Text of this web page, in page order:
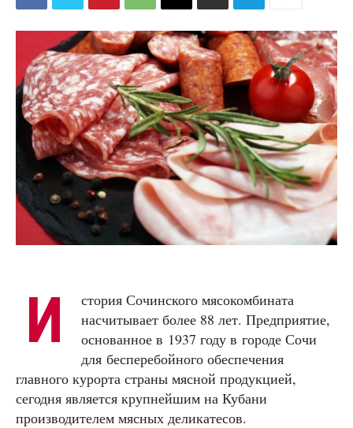
И
стория Сочинского мясокомбината
насчитывает более 88 лет. Предприятие,
основанное в 1937 году в городе Сочи
для бесперебойного обеспечения
главного курорта страны мясной продукцией,
сегодня является крупнейшим на Кубани
производителем мясных деликатесов.